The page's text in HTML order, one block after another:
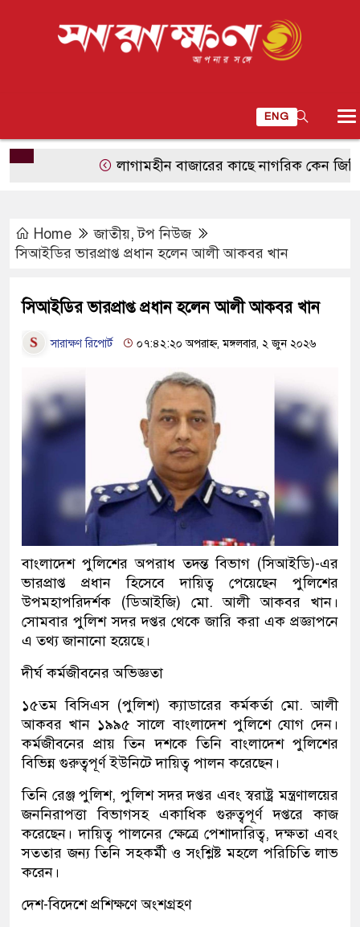
ENG
লাগামহীন বাজারের কাছে নাগরিক কেন জিম্মি?
Home জাতীয়,টপ নিউজ
সিআইডির ভারপ্রাপ্ত প্রধান হলেন আলী আকবর খান
সিআইডির ভারপ্রাপ্ত প্রধান হলেন আলী আকবর খান
সারাক্ষণ রিপোর্ট ০৭:৪২:২০ অপরাহ্ন, মঙ্গলবার, ২ জুন ২০২৬
বাংলাদেশ পুলিশের অপরাধ তদন্ত বিভাগ (সিআইডি)-এর
ভারপ্রাপ্ত প্রধান হিসেবে দায়িত্ব পেয়েছেন পুলিশের
উপমহাপরিদর্শক (ডিআইজি) মো. আলী আকবর খান।
সোমবার পুলিশ সদর দপ্তর থেকে জারি করা এক প্রজ্ঞাপনে
এ তথ্য জানানো হয়েছে।
দীর্ঘ কর্মজীবনের অভিজ্ঞতা
১৫তম বিসিএস (পুলিশ) ক্যাডারের কর্মকর্তা মো. আলী
আকবর খান ১৯৯৫ সালে বাংলাদেশ পুলিশে যোগ দেন।
কর্মজীবনের প্রায় তিন দশকে তিনি বাংলাদেশ পুলিশের
বিভিন্ন গুরুত্বপূর্ণ ইউনিটে দায়িত্ব পালন করেছেন।
তিনি রেঞ্জ পুলিশ, পুলিশ সদর দপ্তর এবং স্বরাষ্ট্র মন্ত্রণালয়ের
জননিরাপত্তা বিভাগসহ একাধিক গুরুত্বপূর্ণ দপ্তরে কাজ
করেছেন। দায়িত্ব পালনের ক্ষেত্রে পেশাদারিত্ব, দক্ষতা এবং
সততার জন্য তিনি সহকর্মী ও সংশ্লিষ্ট মহলে পরিচিতি লাভ
করেন।
দেশ-বিদেশে প্রশিক্ষণে অংশগ্রহণ